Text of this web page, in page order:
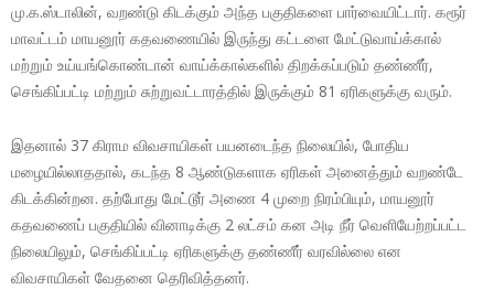
மு.க.ஸ்டாலின், வறண்டு கிடக்கும் அந்த பகுதிகளை பார்வையிட்டார். கரூர்
மாவட்டம் மாயனூர் கதவணையில் இருந்து கட்டளை மேட்டுவாய்க்கால்
மற்றும் உய்யங்கொண்டான் வாய்க்கால்களில் திறக்கப்படும் தண்ணீர்,
செங்கிப்பட்டி மற்றும் சுற்றுவட்டாரத்தில் இருக்கும் 81 ஏரிகளுக்கு வரும்.
இதனால் 37 கிராம விவசாயிகள் பயனடைந்த நிலையில், போதிய
மழையில்லாததால், கடந்த 8 ஆண்டுகளாக ஏரிகள் அனைத்தும் வறண்டே
கிடக்கின்றன. தற்போது மேட்டூர் அணை 4 முறை நிரம்பியும், மாயனூர்
கதவணைப் பகுதியில் வினாடிக்கு 2 லட்சம் கன அடி நீர் வெளியேற்றப்பட்ட
நிலையிலும், செங்கிப்பட்டி ஏரிகளுக்கு தண்ணீர் வரவில்லை என
விவசாயிகள் வேதனை தெரிவித்தனர்.